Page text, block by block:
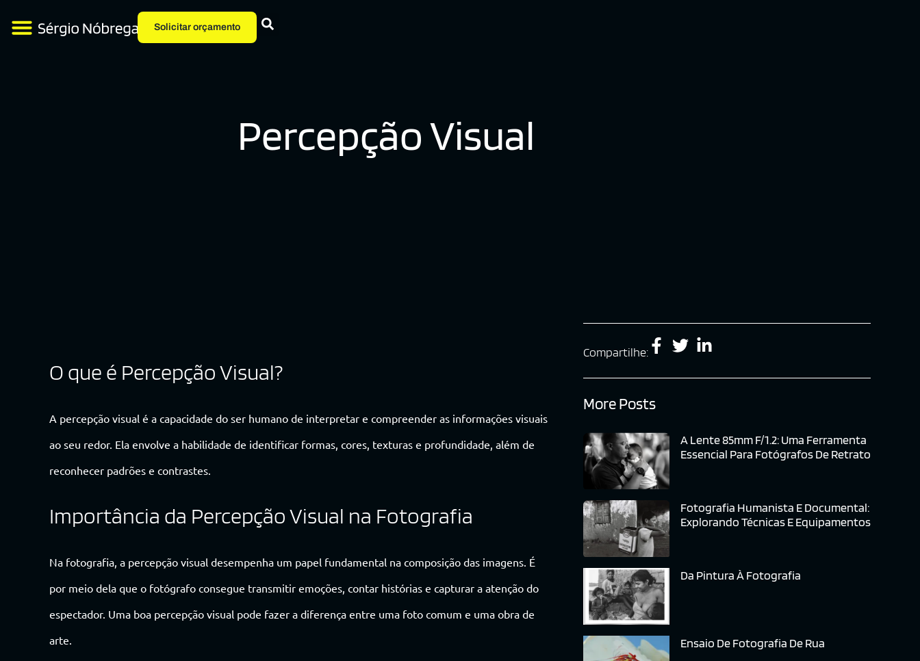
Solicitar orçamento
Percepção Visual
O que é Percepção Visual?
A percepção visual é a capacidade do ser humano de interpretar e compreender as informações visuais
ao seu redor. Ela envolve a habilidade de identificar formas, cores, texturas e profundidade, além de
reconhecer padrões e contrastes.
Importância da Percepção Visual na Fotografia
Na fotografia, a percepção visual desempenha um papel fundamental na composição das imagens. É
por meio dela que o fotógrafo consegue transmitir emoções, contar histórias e capturar a atenção do
espectador. Uma boa percepção visual pode fazer a diferença entre uma foto comum e uma obra de
arte.
Compartilhe:
More Posts
A Lente 85mm F/1.2: Uma Ferramenta
Essencial Para Fotógrafos De Retrato
Fotografia Humanista E Documental:
Explorando Técnicas E Equipamentos
Da Pintura À Fotografia
Ensaio De Fotografia De Rua